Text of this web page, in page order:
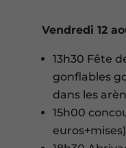
Vendredi 12
13h30 Fête
gonflables
dans les
15h00
euros+mises)